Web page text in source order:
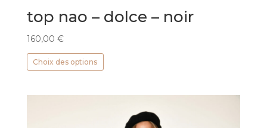
top nao – dolce – noir
160,00 €
Choix des options
Ce
plusieurs